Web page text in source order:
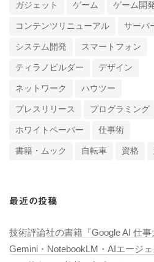
ガジェット ゲーム ゲーム開
コンテンツリニューアル サーバ
システム開発 スマートフォン
ティラノビルダー デザイン
ネットワーク ハウツー
プレスリリース プログラミング
ホワイトペーパー 仕事術
書籍・ムック 自転車 資格
最近の投稿
技術評論社の書籍『Google AI 仕
Gemini・NotebookLM・AIエージ